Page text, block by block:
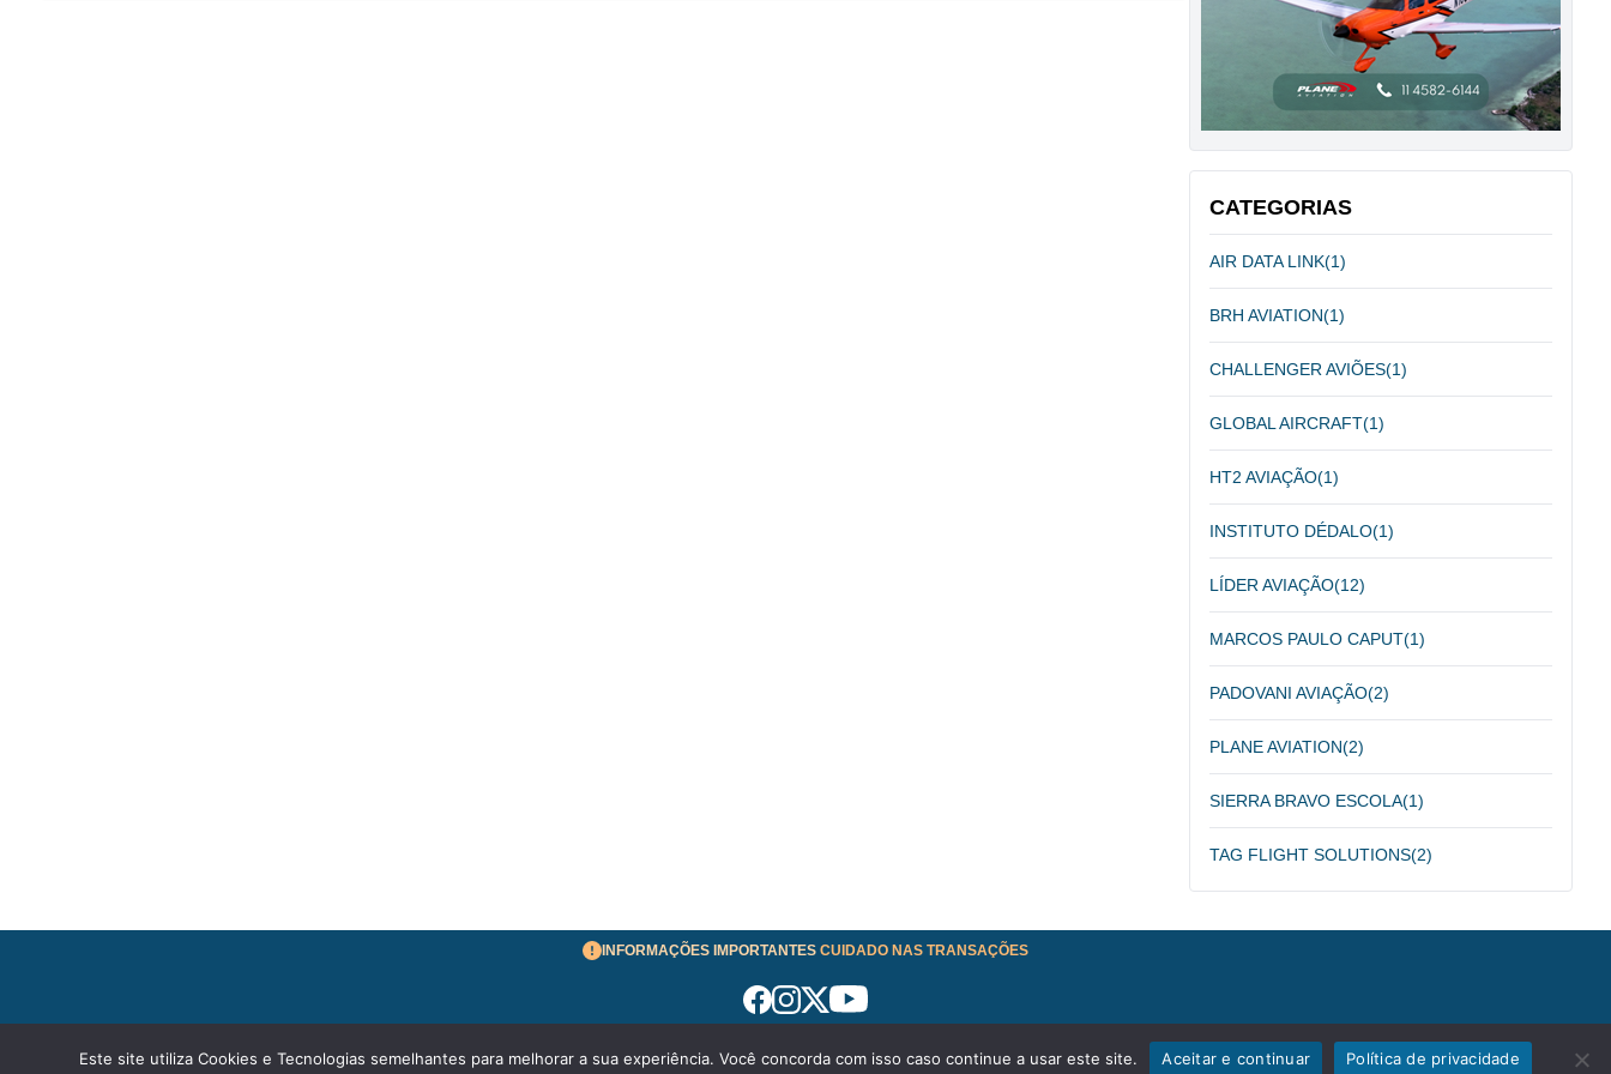
CATEGORIAS
AIR DATA LINK(1)
BRH AVIATION(1)
CHALLENGER AVIÕES(1)
GLOBAL AIRCRAFT(1)
HT2 AVIAÇÃO(1)
INSTITUTO DÉDALO(1)
LÍDER AVIAÇÃO(12)
MARCOS PAULO CAPUT(1)
PADOVANI AVIAÇÃO(2)
PLANE AVIATION(2)
SIERRA BRAVO ESCOLA(1)
TAG FLIGHT SOLUTIONS(2)
INFORMAÇÕES IMPORTANTES CUIDADO NAS TRANSAÇÕES
Termos de Uso © 2026 aeronavesavenda.com | Todos os Direitos Reservados!Política de Privacidade
Este site utiliza Cookies e Tecnologias semelhantes para melhorar a sua experiência. Você concorda com isso caso continue a usar este site. Aceitar e continuar Política de privacidade